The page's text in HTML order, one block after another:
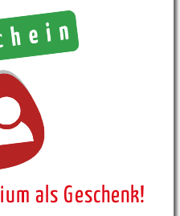
als Geschenk!